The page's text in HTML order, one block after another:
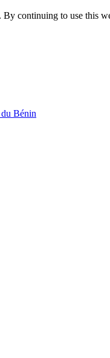
continuing to use this